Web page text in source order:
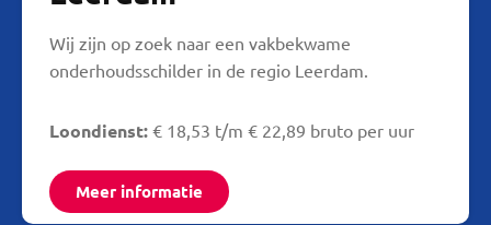
Wij zijn op zoek naar een vakbekwame
onderhoudsschilder in de regio Leerdam.
Loondienst: € 18,53 t/m € 22,89 bruto per uur
Meer informatie